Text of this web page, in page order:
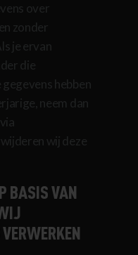
over
zonder
je ervan
die
hebben
neem dan
wij deze
BASIS VAN